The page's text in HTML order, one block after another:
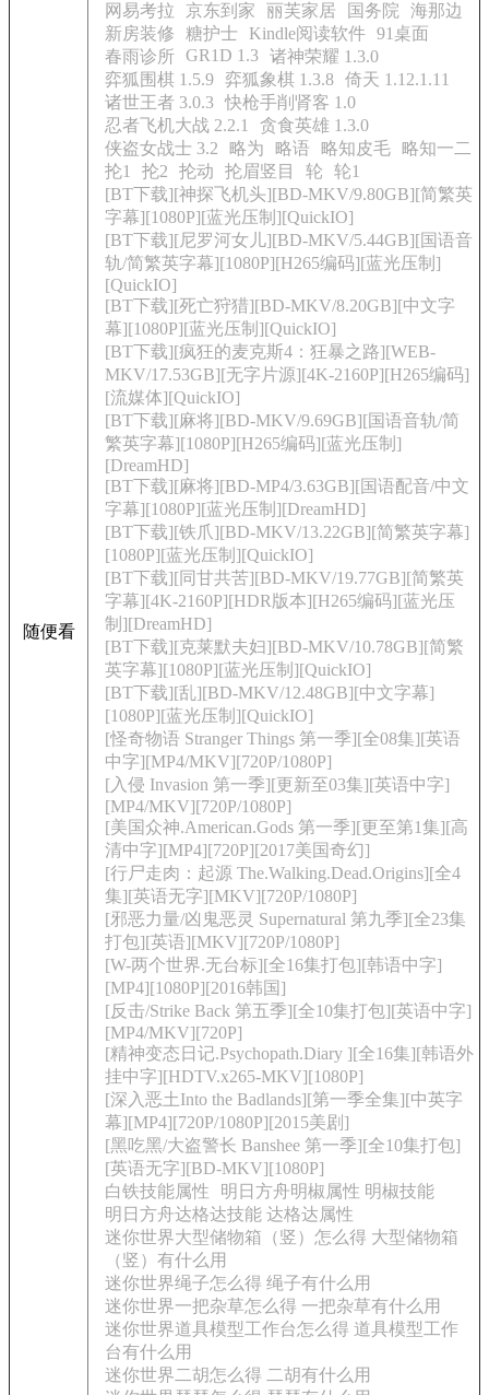
随便看
网易考拉
京东到家 丽芙家居 国务院
海那边
新房装修
糖护士 Kindle阅读软件 91桌面
春雨诊所 GR1D 1.3 诸神荣耀 1.3.0
弈狐围棋 1.5.9 弈狐象棋 1.3.8 倚天 1.12.1.11
诸世王者 3.0.3 快枪手削肾客 1.0
忍者飞机大战 2.2.1
贪食英雄 1.3.0
侠盗女战士 3.2
略为 略语 略知皮毛 略知一二
抡1
抡2 抡动 抡眉竖目 轮
轮1
[BT下载][神探飞机头][BD-MKV/9.80GB][简繁英
字幕][1080P][蓝光压制][QuickIO]
[BT下载][尼罗河女儿][BD-MKV/5.44GB][国语音
轨/简繁英字幕][1080P][H265编码][蓝光压制]
[QuickIO]
[BT下载][死亡狩猎][BD-MKV/8.20GB][中文字
幕][1080P][蓝光压制][QuickIO]
[BT下载][疯狂的麦克斯4：狂暴之路][WEB-
MKV/17.53GB][无字片源][4K-2160P][H265编码]
[流媒体][QuickIO]
[BT下载][麻将][BD-MKV/9.69GB][国语音轨/简
繁英字幕][1080P][H265编码][蓝光压制]
[DreamHD]
[BT下载][麻将][BD-MP4/3.63GB][国语配音/中文
字幕][1080P][蓝光压制][DreamHD]
[BT下载][铁爪][BD-MKV/13.22GB][简繁英字幕]
[1080P][蓝光压制][QuickIO]
[BT下载][同甘共苦][BD-MKV/19.77GB][简繁英
字幕][4K-2160P][HDR版本][H265编码][蓝光压
制][DreamHD]
[BT下载][克莱默夫妇][BD-MKV/10.78GB][简繁
英字幕][1080P][蓝光压制][QuickIO]
[BT下载][乱][BD-MKV/12.48GB][中文字幕]
[1080P][蓝光压制][QuickIO]
[怪奇物语 Stranger Things 第一季][全08集][英语
中字][MP4/MKV][720P/1080P]
[入侵 Invasion 第一季][更新至03集][英语中字]
[MP4/MKV][720P/1080P]
[美国众神.American.Gods 第一季][更至第1集][高
清中字][MP4][720P][2017美国奇幻]
[行尸走肉：起源 The.Walking.Dead.Origins][全4
集][英语无字][MKV][720P/1080P]
[邪恶力量/凶鬼恶灵 Supernatural 第九季][全23集
打包][英语][MKV][720P/1080P]
[W-两个世界.无台标][全16集打包][韩语中字]
[MP4][1080P][2016韩国]
[反击/Strike Back 第五季][全10集打包][英语中字]
[MP4/MKV][720P]
[精神变态日记.Psychopath.Diary ][全16集][韩语外
挂中字][HDTV.x265-MKV][1080P]
[深入恶土Into the Badlands][第一季全集][中英字
幕][MP4][720P/1080P][2015美剧]
[黑吃黑/大盗警长 Banshee 第一季][全10集打包]
[英语无字][BD-MKV][1080P]
白铁技能属性
明日方舟明椒属性 明椒技能
明日方舟达格达技能 达格达属性
迷你世界大型储物箱（竖）怎么得 大型储物箱
（竖）有什么用
迷你世界绳子怎么得 绳子有什么用
迷你世界一把杂草怎么得 一把杂草有什么用
迷你世界道具模型工作台怎么得 道具模型工作
台有什么用
迷你世界二胡怎么得 二胡有什么用